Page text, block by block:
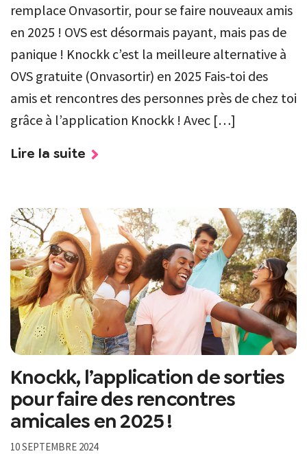
remplace Onvasortir, pour se faire nouveaux amis
en 2025 ! OVS est désormais payant, mais pas de
panique ! Knockk c’est la meilleure alternative à
OVS gratuite (Onvasortir) en 2025 Fais-toi des
amis et rencontres des personnes près de chez toi
grâce à l’application Knockk ! Avec […]
Lire la suite
Knockk, l’application de sorties
pour faire des rencontres
amicales en 2025 !
10 SEPTEMBRE 2024